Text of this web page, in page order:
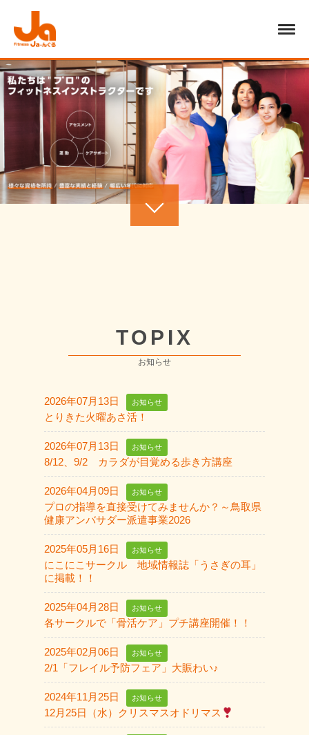
TOPIX
お知らせ
2026年07月13日 お知らせ
とりきた火曜あさ活！
2026年07月13日 お知らせ
8/12、9/2 カラダが目覚める歩き方講座
2026年04月09日 お知らせ
プロの指導を直接受けてみませんか？～鳥取県
健康アンバサダー派遣事業2026
2025年05月16日 お知らせ
にこにこサークル 地域情報誌「うさぎの耳」
に掲載！！
2025年04月28日 お知らせ
各サークルで「骨活ケア」プチ講座開催！！
2025年02月06日 お知らせ
2/1「フレイル予防フェア」大賑わい♪
2024年11月25日 お知らせ
12月25日（水）クリスマスオドリマス